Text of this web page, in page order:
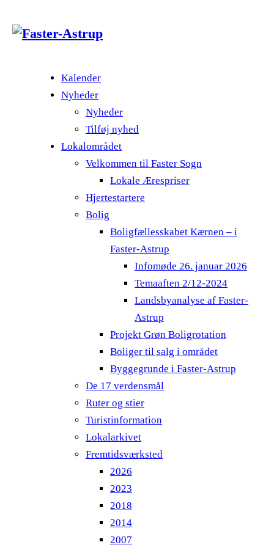
Kalender
Nyheder
Nyheder
Tilføj nyhed
Lokalområdet
Velkommen til Faster Sogn
Lokale Ærespriser
Hjertestartere
Bolig
Boligfællesskabet Kærnen – i
Faster-Astrup
Infomøde 26. januar 2026
Temaaften 2/12-2024
Landsbyanalyse af Faster-
Astrup
Projekt Grøn Boligrotation
Boliger til salg i området
Byggegrunde i Faster-Astrup
De 17 verdensmål
Ruter og stier
Turistinformation
Lokalarkivet
Fremtidsværksted
2026
2023
2018
2014
2007